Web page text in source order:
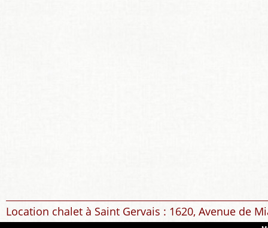
Location chalet à Saint Gervais : 1620, Avenue de